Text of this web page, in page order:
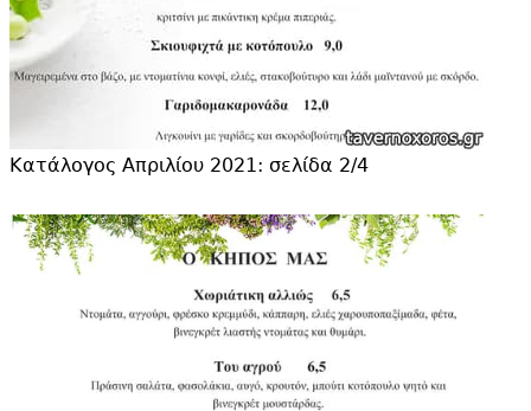
Κατάλογος Απριλίου 2021: σελίδα 2/4